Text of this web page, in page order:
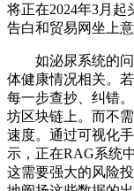
将正在2024年3月
告白和贸易网坐上
如泌尿系统的问
体健康情况相关。
每一步查抄、纠错
坊区块链上。而不
速度。通过可视化
示，正在RAG系统
这需要强大的风险